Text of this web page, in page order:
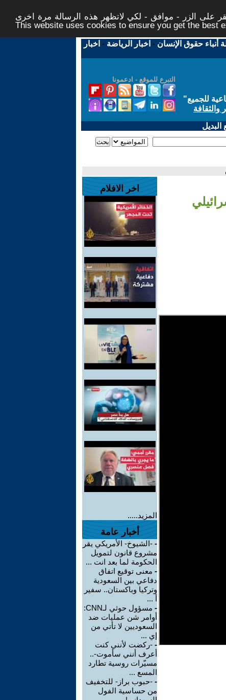
على الزر - موافق - لكي لاتظهر هذه الرسالة مرة اخرى -
This website uses cookies to ensure you get the best
أنباء حقوق الإنسان - اخبار الرياضة - اخبار
التبرع للموقع - ادعمونا
للجميع"
والثقافة
اخر الافلام
المزيد.....
أخبار عامة
- -الشيوخ- الأمريكي يقر
مشروع قانون لتمويل
الحكومة لما بعد انت ...
- معنى توقيع اتفاق
دفاعي بين السعودية
وتركيا وباكستان.. سفير
أ ...
-
مسؤول حوثي لـCNN:
أوامر شن عمليات ضد
السعوديين لا تأتي من
إي ...
- -ركضت لأنني كنت
أعرف أنني سأموت-..
مسيّرات روسية تطارد
المسع ...
- -حبوب براز- للتخفيف
من حساسية الفول